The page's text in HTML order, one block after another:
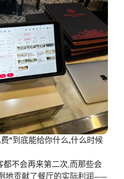
"到底能给你什么,什么时候
不会再来第二次,而那些会
地贡献了餐厅的实际利润——